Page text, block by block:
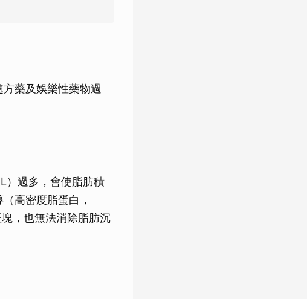
藥及娛樂性藥物過
過多，會使脂肪積
高密度脂蛋白，
，也無法消除脂肪沉